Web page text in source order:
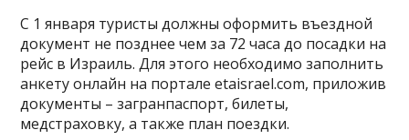
С 1 января туристы должны оформить въездной
документ не позднее чем за 72 часа до посадки на
рейс в Израиль. Для этого необходимо заполнить
анкету онлайн на портале etaisrael.com, приложив
документы – загранпаспорт, билеты,
медстраховку, а также план поездки.